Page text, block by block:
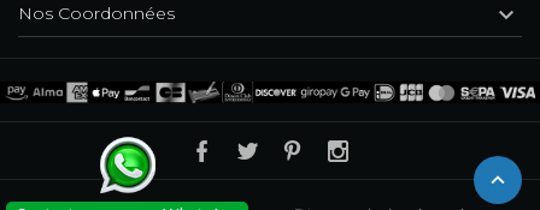
Nos Coordonnées 